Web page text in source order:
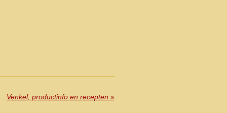
Venkel, productinfo en recepten »